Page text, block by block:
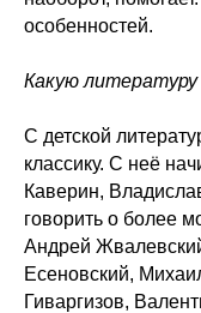
особенностей.
Какую
С детской
классику. С неё
Каверин,
говорить о более
Андрей
Есеновский,
Гиваргизов,